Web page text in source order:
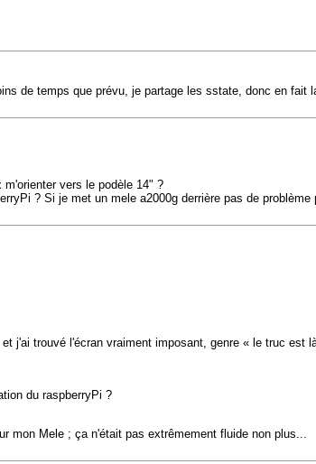
de temps que prévu, je partage les sstate, donc en
vers le podèle 14" ?
? Si je met un mele a2000g derrière pas de problème
j'ai trouvé l'écran vraiment imposant, genre « le truc
du raspberryPi ?
mon Mele ; ça n'était pas extrêmement fluide non plus...